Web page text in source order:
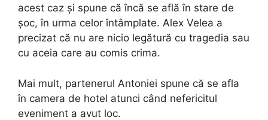
acest caz și spune că încă se află în stare de
șoc, în urma celor întâmplate. Alex Velea a
precizat că nu are nicio legătură cu tragedia sau
cu aceia care au comis crima.
Mai mult, partenerul Antoniei spune că se afla
în camera de hotel atunci când nefericitul
eveniment a avut loc.